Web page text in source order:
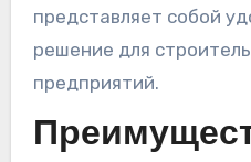
представляет собой
решение для
предприятий.